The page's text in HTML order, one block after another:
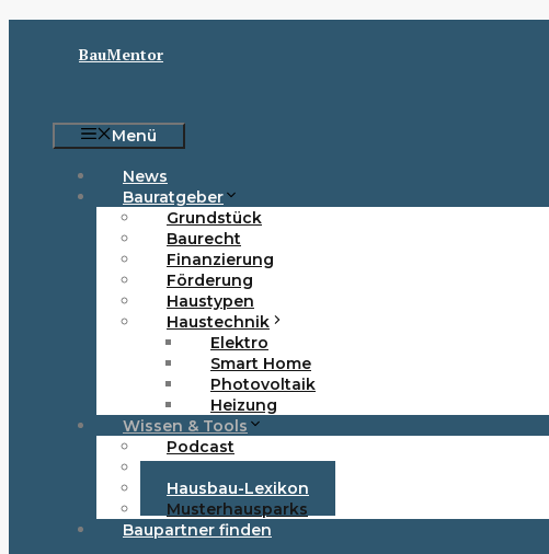
BauMentor
Menü
News
Bauratgeber
Grundstück
Baurecht
Finanzierung
Förderung
Haustypen
Haustechnik
Elektro
Smart Home
Photovoltaik
Heizung
Wissen & Tools
Podcast
Hausbau-Lexikon
Musterhausparks
Baupartner finden